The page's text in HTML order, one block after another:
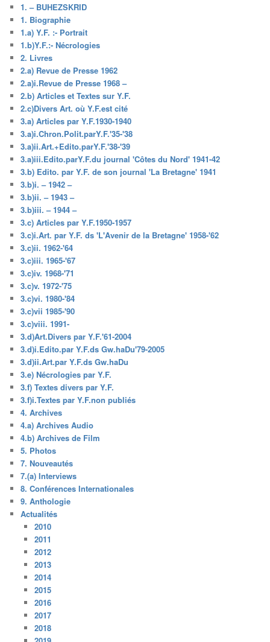
1. – BUHEZSKRID
1. Biographie
1.a) Y.F. :- Portrait
1.b)Y.F.:- Nécrologies
2. Livres
2.a) Revue de Presse 1962
2.a)i.Revue de Presse 1968 –
2.b) Articles et Textes sur Y.F.
2.c)Divers Art. où Y.F.est cité
3.a) Articles par Y.F.1930-1940
3.a)i.Chron.Polit.parY.F.'35-'38
3.a)ii.Art.+Edito.parY.F.'38-'39
3.a)iii.Edito.parY.F.du journal 'Côtes du Nord' 1941-42
3.b) Edito. par Y.F. de son journal 'La Bretagne' 1941
3.b)i. – 1942 –
3.b)ii. – 1943 –
3.b)iii. – 1944 –
3.c) Articles par Y.F.1950-1957
3.c)i.Art. par Y.F. ds 'L'Avenir de la Bretagne' 1958-'62
3.c)ii. 1962-'64
3.c)iii. 1965-'67
3.c)iv. 1968-'71
3.c)v. 1972-'75
3.c)vi. 1980-'84
3.c)vii 1985-'90
3.c)viii. 1991-
3.d)Art.Divers par Y.F.'61-2004
3.d)i.Edito.par Y.F.ds Gw.haDu'79-2005
3.d)ii.Art.par Y.F.ds Gw.haDu
3.e) Nécrologies par Y.F.
3.f) Textes divers par Y.F.
3.f)i.Textes par Y.F.non publiés
4. Archives
4.a) Archives Audio
4.b) Archives de Film
5. Photos
7. Nouveautés
7.(a) Interviews
8. Conférences Internationales
9. Anthologie
Actualités
2010
2011
2012
2013
2014
2015
2016
2017
2018